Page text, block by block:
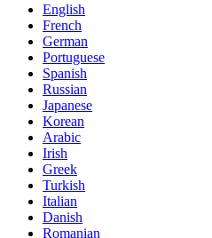
English
French
German
Portuguese
Spanish
Russian
Japanese
Korean
Arabic
Irish
Greek
Turkish
Italian
Danish
Romanian